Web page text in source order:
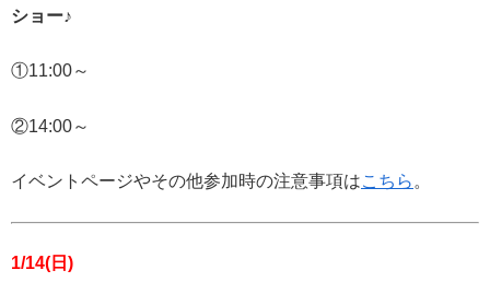
ショー♪
①11:00～
②14:00～
イベントページやその他参加時の注意事項はこちら 。
1/14(日)